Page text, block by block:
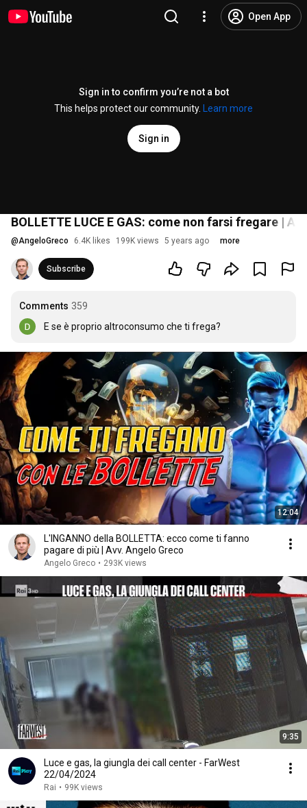
Open App
Sign in to confirm you’re not a bot
This helps protect our community.
Learn more
Sign in
BOLLETTE LUCE E GAS: come non farsi fregare |
@AngeloGreco 6.4K likes 199K views 5 years ago more
Subscribe
Comments 359
E se è proprio altroconsumo che ti frega?
12:04
L'INGANNO della BOLLETTA: ecco come ti fanno
pagare di più | Avv. Angelo Greco
Angelo Greco • 293K views
9:35
Luce e gas, la giungla dei call center - FarWest
22/04/2024
Rai • 99K views